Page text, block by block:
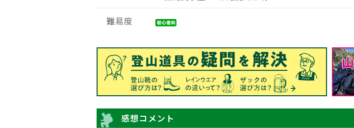
難易度
感想コメント